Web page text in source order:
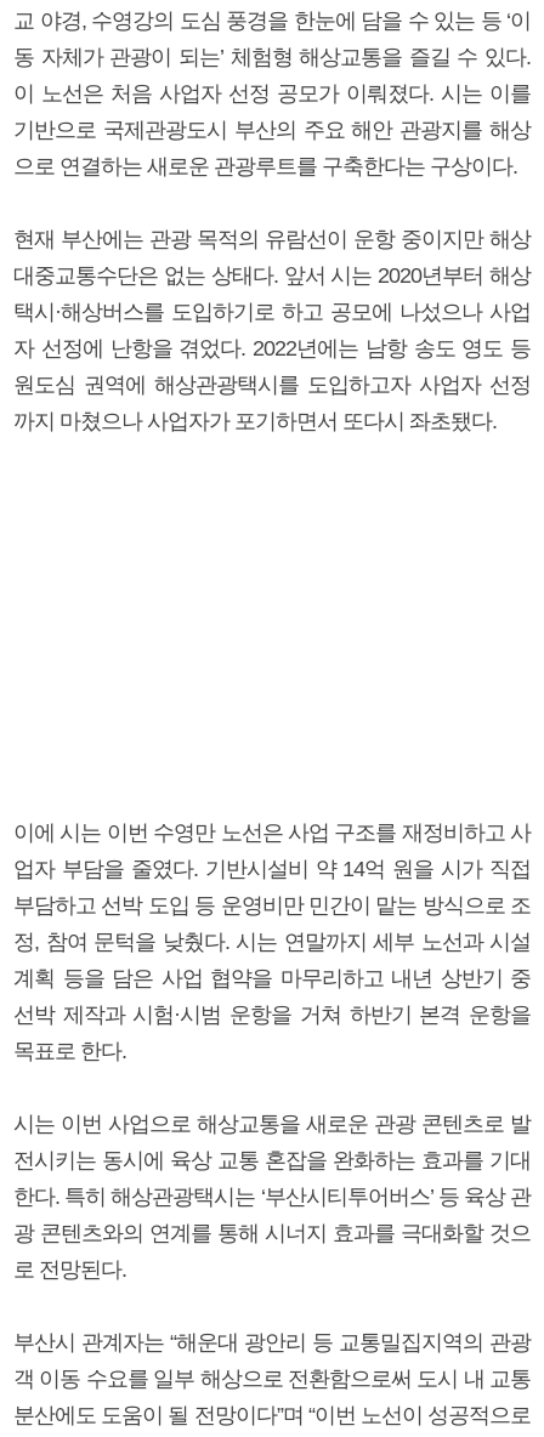
교 야경, 수영강의 도심 풍경을 한눈에 담을 수 있는 등 ‘이
동 자체가 관광이 되는’ 체험형 해상교통을 즐길 수 있다.
이 노선은 처음 사업자 선정 공모가 이뤄졌다. 시는 이를
기반으로 국제관광도시 부산의 주요 해안 관광지를 해상
으로 연결하는 새로운 관광루트를 구축한다는 구상이다.
현재 부산에는 관광 목적의 유람선이 운항 중이지만 해상
대중교통수단은 없는 상태다. 앞서 시는 2020년부터 해상
택시·해상버스를 도입하기로 하고 공모에 나섰으나 사업
자 선정에 난항을 겪었다. 2022년에는 남항 송도 영도 등
원도심 권역에 해상관광택시를 도입하고자 사업자 선정
까지 마쳤으나 사업자가 포기하면서 또다시 좌초됐다.
이에 시는 이번 수영만 노선은 사업 구조를 재정비하고 사
업자 부담을 줄였다. 기반시설비 약 14억 원을 시가 직접
부담하고 선박 도입 등 운영비만 민간이 맡는 방식으로 조
정, 참여 문턱을 낮췄다. 시는 연말까지 세부 노선과 시설
계획 등을 담은 사업 협약을 마무리하고 내년 상반기 중
선박 제작과 시험·시범 운항을 거쳐 하반기 본격 운항을
목표로 한다.
시는 이번 사업으로 해상교통을 새로운 관광 콘텐츠로 발
전시키는 동시에 육상 교통 혼잡을 완화하는 효과를 기대
한다. 특히 해상관광택시는 ‘부산시티투어버스’ 등 육상 관
광 콘텐츠와의 연계를 통해 시너지 효과를 극대화할 것으
로 전망된다.
부산시 관계자는 “해운대 광안리 등 교통밀집지역의 관광
객 이동 수요를 일부 해상으로 전환함으로써 도시 내 교통
분산에도 도움이 될 전망이다”며 “이번 노선이 성공적으로